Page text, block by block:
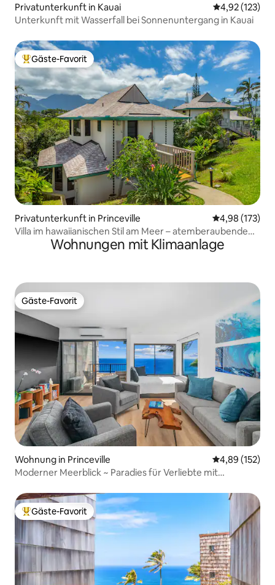
Privatunterkunft in Kauai
4,92 (123)
Unterkunft mit Wasserfall bei Sonnenuntergang in Kauai
Beliebter Gäste-Favorit.
Gäste-Favorit
Privatunterkunft in Princeville
4,98 (173)
Villa im hawaiianischen Stil am Meer – atemberaubende
AussichtWohnungen mit Klimaanlage
Gäste-Favorit
Gäste-Favorit
Wohnung in Princeville
4,89 (152)
Moderner Meerblick ~ Paradies für Verliebte mit
Beliebter Gäste-Favorit.
Gäste-Favorit